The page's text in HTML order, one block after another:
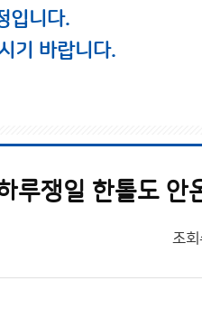
입니다.
기 바랍니다.
루쟁일 한톨도 안
조회